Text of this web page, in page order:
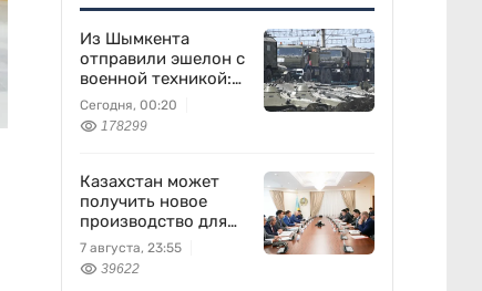
Из Шымкента
отправили эшелон с
военной техникой:
что известно
Сегодня, 00:20
178299
Казахстан может
получить новое
производство для
химпрома и
энергетики
7 августа, 23:55
39622